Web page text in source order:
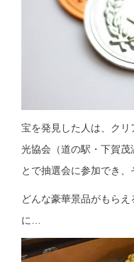
宝を発見した人は、ク
光協会（道の駅・下賀茂
とで抽選会に参加でき、
どんな豪華景品がもら
に…